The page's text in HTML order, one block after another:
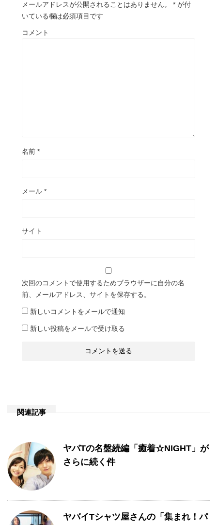
メールアドレスが公開されることはありません。 * が付
いている欄は必須項目です
コメント
名前 *
メール *
サイト
次回のコメントで使用するためブラウザーに自分の名
前、メールアドレス、サイトを保存する。
新しいコメントをメールで通知
新しい投稿をメールで受け取る
関連記事
ヤバTの名盤続編「癒着☆NIGHT」が
さらに続く件
ヤバイTシャツ屋さんの「集まれ！パ